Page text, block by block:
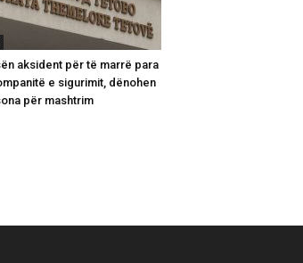
aksident për të marrë para
e sigurimit, dënohen
për mashtrim